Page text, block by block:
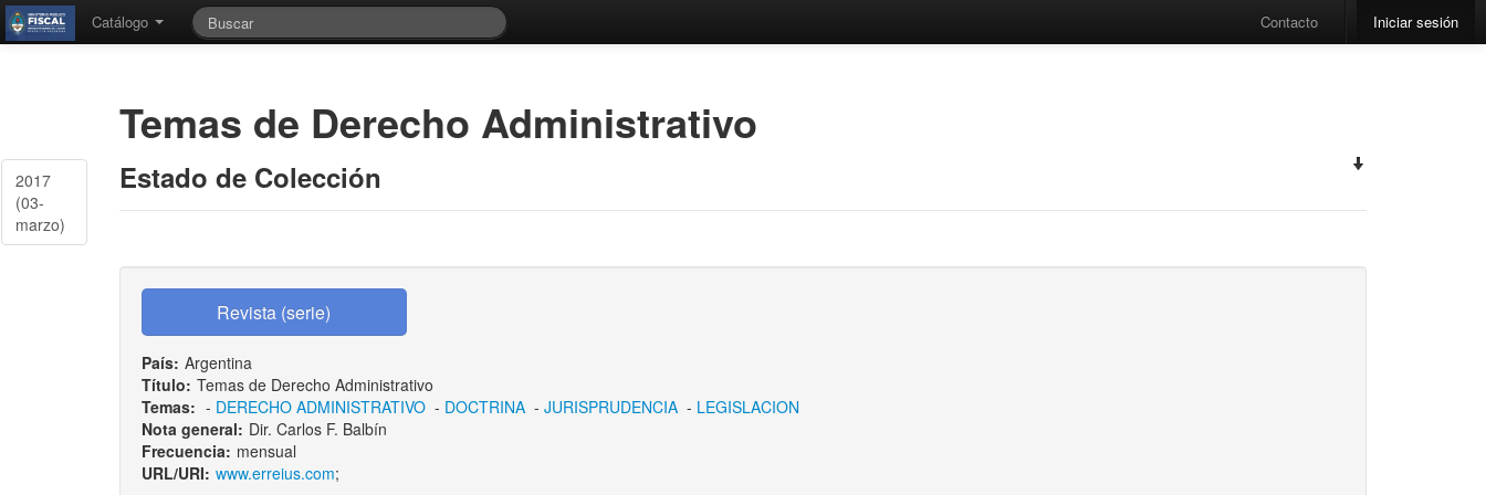
Catálogo Contacto Iniciar sesión
2017
(03-
marzo)
Temas de Derecho Administrativo
Estado de Colección
País: Argentina
Título: Temas de Derecho Administrativo
Temas: - DERECHO ADMINISTRATIVO- DOCTRINA- JURISPRUDENCIA- LEGISLACION
Nota general: Dir. Carlos F. Balbín
Frecuencia: mensual
URL/URI: www.erreius.com;